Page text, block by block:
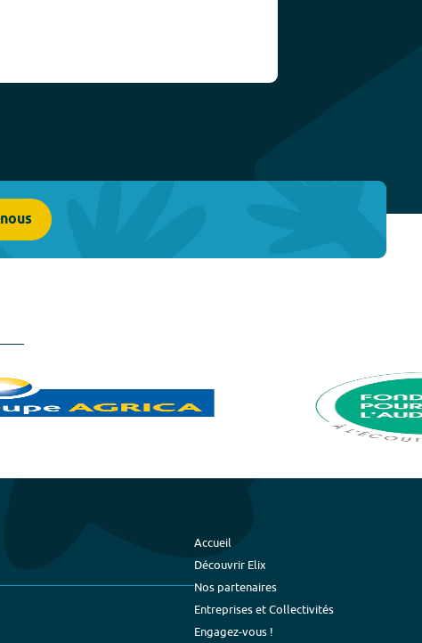
Accueil
Découvrir Elix
Nos partenaires
Entreprises et Collectivités
Engagez-vous !